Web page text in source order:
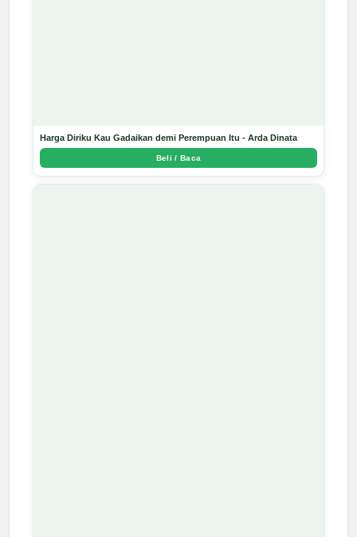
Harga Diriku Kau Gadaikan demi Perempuan Itu - Arda Dinata
Beli / Baca